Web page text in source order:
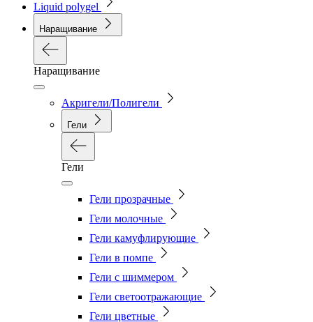
Liquid polygel
Наращивание
Наращивание
Акригели/Полигели
Гели
Гели
Гели прозрачные
Гели молочные
Гели камуфлирующие
Гели в помпе
Гели с шиммером
Гели светоотражающие
Гели цветные